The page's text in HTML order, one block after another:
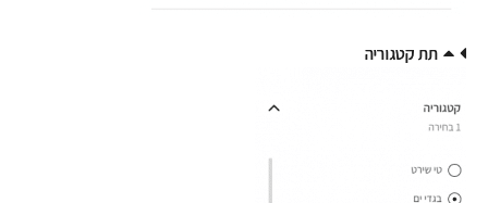
תת קטגוריה
תת קטגוריה